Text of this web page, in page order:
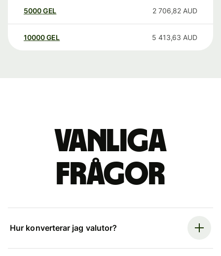
5000GEL 2 706,82 AUD
10000 GEL 5 413,63 AUD
Vanliga
frågor
Hur konverterar jag valutor?